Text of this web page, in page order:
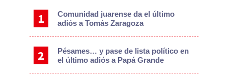
Comunidad juarense da el último
adiós a Tomás Zaragoza
Pésames… y pase de lista político en
el último adiós a Papá Grande